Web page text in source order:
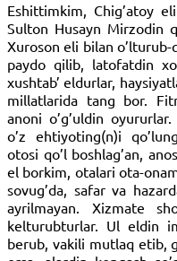
Eshittimkim, Chig’atoy
Sulton Husayn Mirzodin
Xuroson eli bilan
paydo qilib, latofatdin
xushtab’ eldurlar,
millatlarida tang bor.
anoni o’g’uldin
o’z ehtiyoting(n)i
otosi qo’l boshlag’an,
el borkim, otalari ota-
sovug’da, safar va
ayrilmayan. Xizmate
kelturubturlar. Ul eldin
berub, vakili mutlaq etib,